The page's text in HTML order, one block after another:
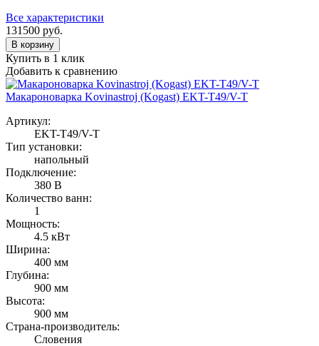
Все характеристики
131500 руб.
В корзину
Купить в 1 клик
Добавить к сравнению
Макароноварка Kovinastroj (Kogast) EKT-T49/V-T
Артикул:
EKT-T49/V-T
Тип установки:
напольный
Подключение:
380 В
Количество ванн:
1
Мощность:
4.5 кВт
Ширина:
400 мм
Глубина:
900 мм
Высота:
900 мм
Страна-производитель:
Словения